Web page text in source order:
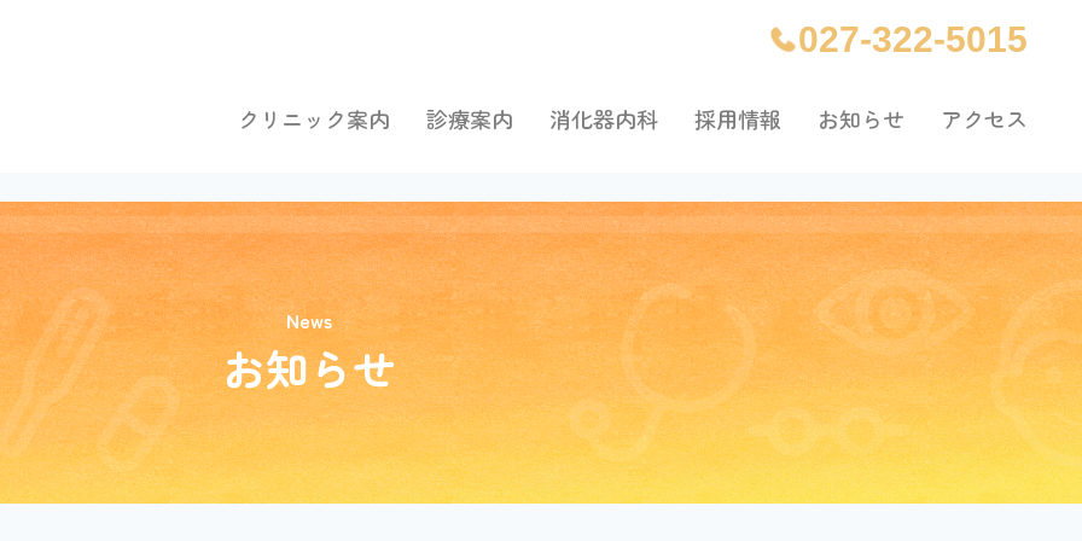
027-322-5015
クリニック案内 診療案内 消化器内科 採用情報 お知らせ アクセス
News
お知らせ